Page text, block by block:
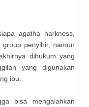
agatha harkness,
penyihir, namun
dihukum yang
yang digunakan
ibu.
bisa mengalahkan